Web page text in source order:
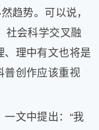
趋势。可以说，
社会科学交叉融
、理中有文也将是
普创作应该重视
文中提出：“我